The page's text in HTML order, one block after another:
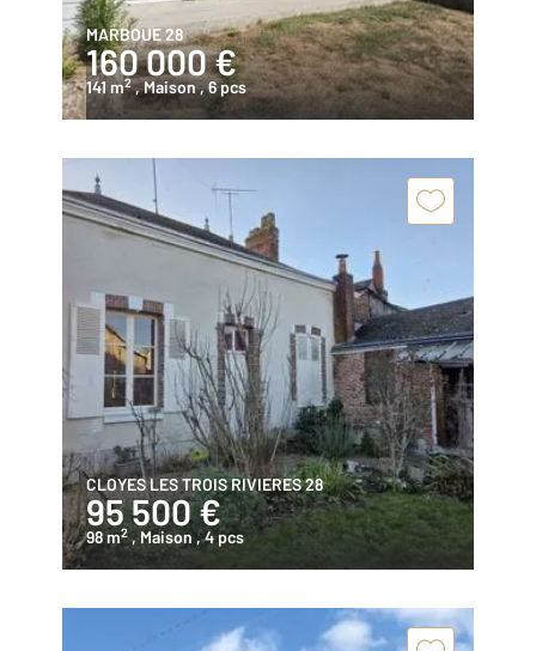
MARBOUE 28
160 000 €
141 m2 , Maison, 6 pcs
CLOYES LES TROIS RIVIERES 28
95 500 €
98 m2 , Maison , 4 pcs